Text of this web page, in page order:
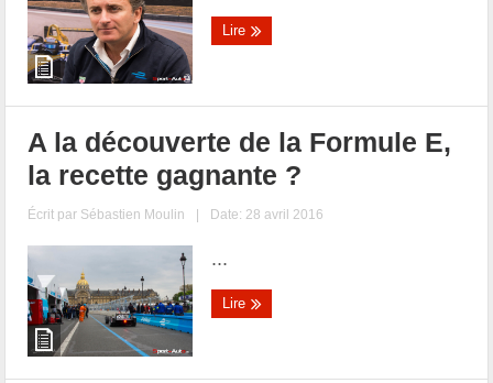
Lire
A la découverte de la Formule E,
la recette gagnante ?
Écrit par Sébastien Moulin | Date: 28 avril 2016
...
Lire